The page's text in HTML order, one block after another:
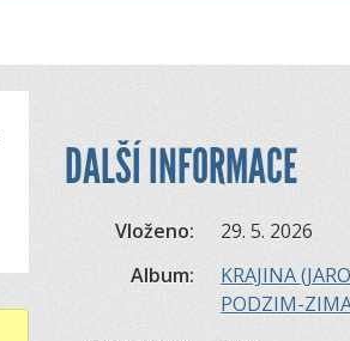
DALŠÍ INFORMACE
Vloženo:
29. 5. 2026
Album:
KRAJINA
PODZIM-